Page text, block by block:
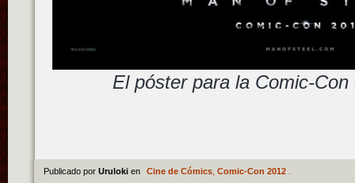
El póster para la Comic-
Publicado por Uruloki en Cine de Cómics, Comic-Con 2012.